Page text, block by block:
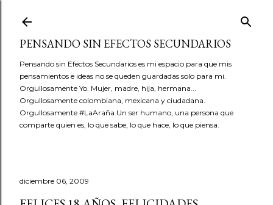
PENSANDO SIN EFECTOS SECUNDARIOS
Pensando sin Efectos Secundarios es mi espacio para que mis
pensamientos e ideas no se queden guardadas solo para mi.
Orgullosamente Yo. Mujer, madre, hija, hermana...
Orgullosamente colombiana, mexicana y ciudadana.
Orgullosamente #LaAraña Un ser humano, una persona que
comparte quien es, lo que sabe, lo que hace, lo que piensa.
diciembre 06, 2009